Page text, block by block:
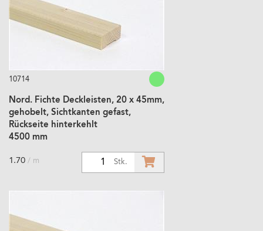
10714
Nord. Fichte Deckleisten, 20 x 45mm,
gehobelt, Sichtkanten gefast,
Rückseite hinterkehlt
4500 mm
Stk.
1.70 / m